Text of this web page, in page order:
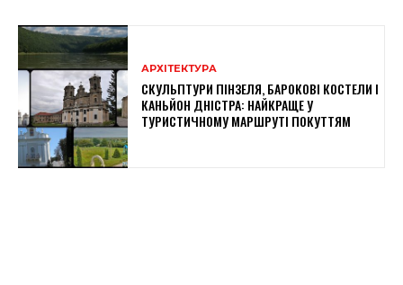
АРХІТЕКТУРА
СКУЛЬПТУРИ ПІНЗЕЛЯ, БАРОКОВІ КОСТЕЛИ І
КАНЬЙОН ДНІСТРА: НАЙКРАЩЕ У
ТУРИСТИЧНОМУ МАРШРУТІ ПОКУТТЯМ